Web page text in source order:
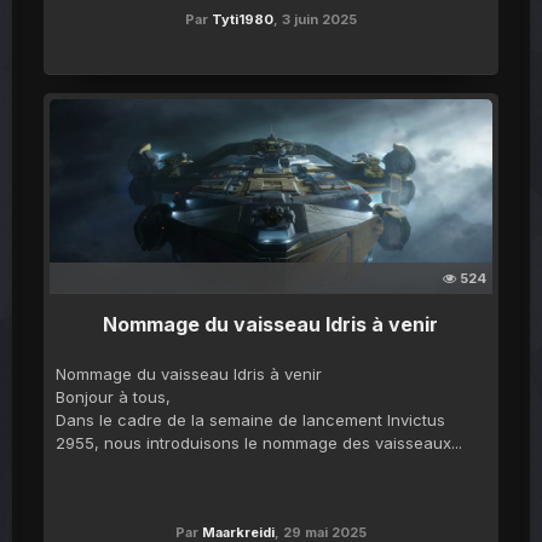
Par Tyti1980, 3 juin 2025
524
Nommage du vaisseau Idris à venir
Nommage du vaisseau Idris à venir
Bonjour à tous,
Dans le cadre de la semaine de lancement Invictus
2955, nous introduisons le nommage des vaisseaux...
Par Maarkreidi, 29 mai 2025